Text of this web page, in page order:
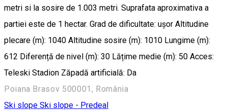
metri si la sosire de 1.003 metri. Suprafata aproximativa a
partiei este de 1 hectar. Grad de dificultate: ușor Altitudine
plecare (m): 1040 Altitudine sosire (m): 1010 Lungime (m):
612 Diferență de nivel (m): 30 Lățime medie (m): 50 Acces:
Teleski Stadion Zăpadă artificială: Da
Poiana Brasov 500001, România
Ski slope Ski slope - Predeal